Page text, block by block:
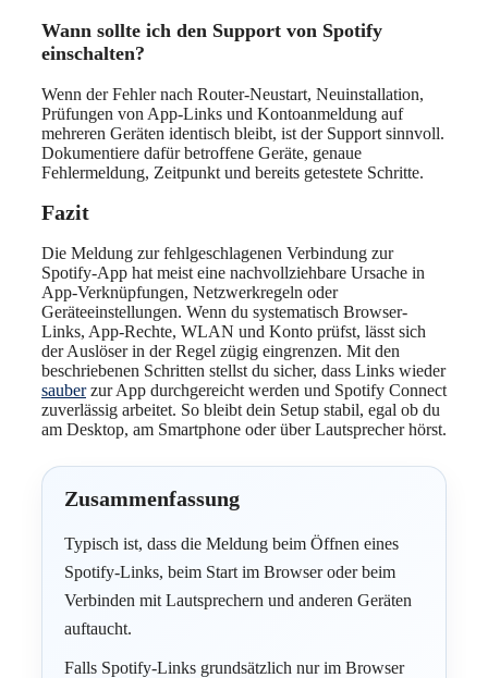
Wann sollte ich den Support von Spotify
einschalten?
Wenn der Fehler nach Router-Neustart, Neuinstallation,
Prüfungen von App-Links und Kontoanmeldung auf
mehreren Geräten identisch bleibt, ist der Support sinnvoll.
Dokumentiere dafür betroffene Geräte, genaue
Fehlermeldung, Zeitpunkt und bereits getestete Schritte.
Fazit
Die Meldung zur fehlgeschlagenen Verbindung zur
Spotify-App hat meist eine nachvollziehbare Ursache in
App-Verknüpfungen, Netzwerkregeln oder
Geräteeinstellungen. Wenn du systematisch Browser-
Links, App-Rechte, WLAN und Konto prüfst, lässt sich
der Auslöser in der Regel zügig eingrenzen. Mit den
beschriebenen Schritten stellst du sicher, dass Links wieder
sauberzur App durchgereicht werden und Spotify Connect
zuverlässig arbeitet. So bleibt dein Setup stabil, egal ob du
am Desktop, am Smartphone oder über Lautsprecher hörst.
Zusammenfassung
Typisch ist, dass die Meldung beim Öffnen eines
Spotify-Links, beim Start im Browser oder beim
Verbinden mit Lautsprechern und anderen Geräten
auftaucht.
Falls Spotify-Links grundsätzlich nur im Browser